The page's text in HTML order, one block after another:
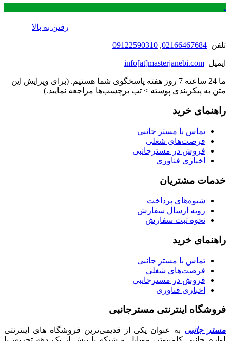
.
رفتن به بالا
تلفن 02166467684
,
09122590310
ایمیل info[at]masterjanebi.com
ما 24 ساعته 7 روز هفته پاسخگوی شما هستیم. (برای ویرایش این
متن به پیکربندی پوسته > تب برچسب‌ها مراجعه نمایید.)
راهنمای خرید
تماس با مستر جانبی
فرصت‌های شغلی
فروش در مسترجانبی
اخباری فناوری
خدمات مشتریان
شیوه‌های پرداخت
رویه ارسال سفارش
نحوه ثبت سفارش
راهنمای خرید
تماس با مستر جانبی
فرصت‌های شغلی
فروش در مسترجانبی
اخباری فناوری
فروشگاه اینترنتی مسترجانبی
مستر جانبی به عنوان یکی از قدیمی‌ترین فروشگاه های اینترنتی